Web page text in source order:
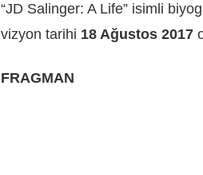
“JD Salinger: A Life” isimli
vizyon tarihi 18 Ağustos 2017
FRAGMAN